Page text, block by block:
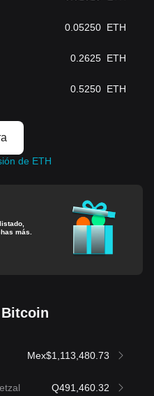
0.05250 ETH
0.2625 ETH
0.5250 ETH
de ETH
más.
Mex$1,113,480.73
Q491,460.32